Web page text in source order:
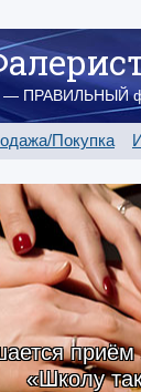
— ПРАВИЛЬНЫЙ
Покупка
приём
«Школу